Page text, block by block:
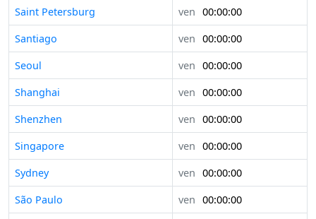
Saint Petersburg ven 00:00:00
Santiago
ven 00:00:00
Seoul
ven 00:00:00
Shanghai
ven 00:00:00
Shenzhen
ven 00:00:00
Singapore
ven 00:00:00
Sydney
ven 00:00:00
São Paulo
ven 00:00:00